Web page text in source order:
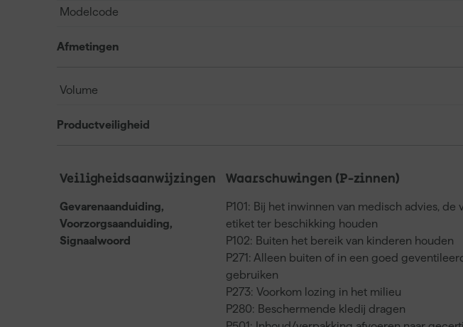
Modelcode
Afmetingen
Volume
Productveiligheid
Veiligheidsaanwijzingen
Gevarenaanduiding,
Voorzorgsaanduiding,
Signaalwoord
Waarschuwingen (P-zinnen)
P101: Bij het inwinnen van medisch advies, de
etiket ter beschikking houden
P102: Buiten het bereik van kinderen houden
P271: Alleen buiten of in een goed
gebruiken
P273: Voorkom lozing in het milieu
P280: Beschermende kledij dragen